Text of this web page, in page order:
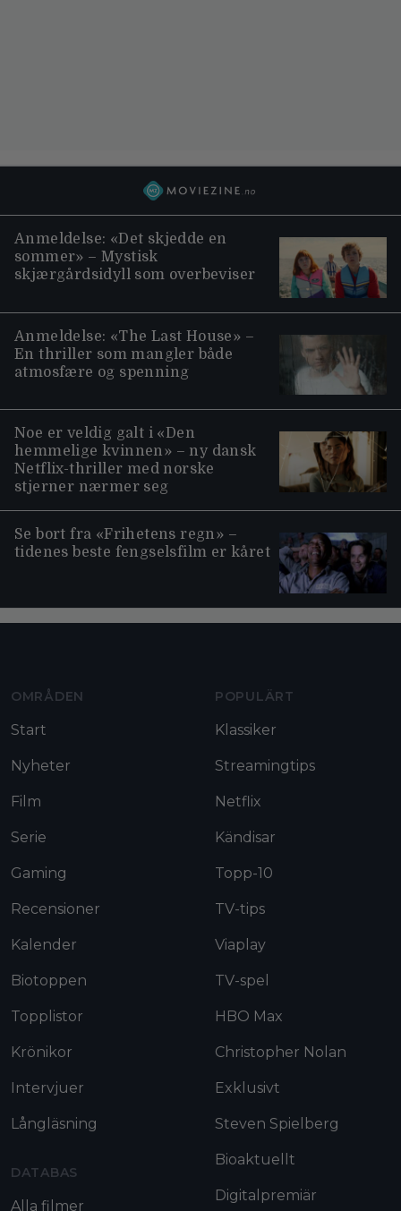
Anmeldelse: «Det skjedde en
sommer» – Mystisk
skjærgårdsidyll som overbeviser
Anmeldelse: «The Last House» –
En thriller som mangler både
atmosfære og spenning
Noe er veldig galt i «Den
hemmelige kvinnen» – ny dansk
Netflix-thriller med norske
stjerner nærmer seg
Se bort fra «Frihetens regn» –
tidenes beste fengselsfilm er kåret
OMRÅDEN
Start
Nyheter
Film
Serie
Gaming
Recensioner
Kalender
Biotoppen
Topplistor
Krönikor
Intervjuer
Långläsning
DATABAS
Alla filmer
POPULÄRT
Klassiker
Streamingtips
Netflix
Kändisar
Topp-10
TV-tips
Viaplay
TV-spel
HBO Max
Christopher Nolan
Exklusivt
Steven Spielberg
Bioaktuellt
Digitalpremiär